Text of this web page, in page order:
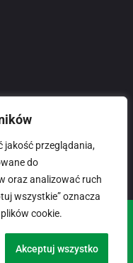
jakość przeglądania,
do
oraz analizować ruch
wszystkie” oznacza
cookie.
Akceptuj wszystko
przez:
z o.o.